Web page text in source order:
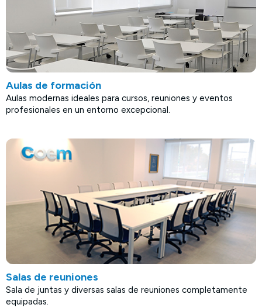
Aulas de formación
Aulas modernas ideales para cursos, reuniones y eventos
profesionales en un entorno excepcional.
Salas de reuniones
Sala de juntas y diversas salas de reuniones completamente
equipadas.